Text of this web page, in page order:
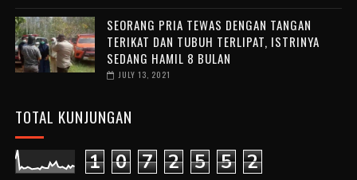
SEORANG PRIA TEWAS DENGAN TANGAN
TERIKAT DAN TUBUH TERLIPAT, ISTRINYA
SEDANG HAMIL 8 BULAN
JULY 13, 2021
TOTAL KUNJUNGAN
1 0 7 2 5 5 2